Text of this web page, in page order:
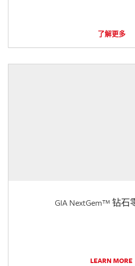
了解更多
GIA NextGem™ 钻石
LEARN MORE